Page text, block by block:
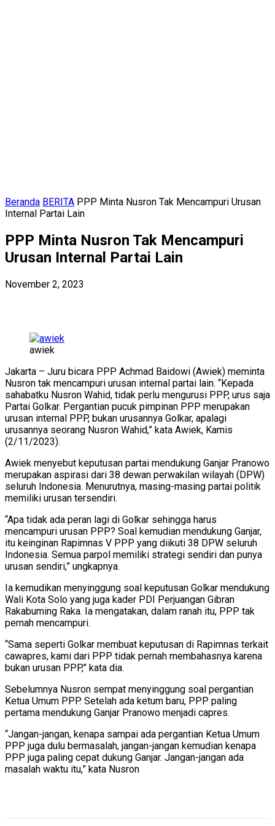
Beranda BERITA PPP Minta Nusron Tak Mencampuri Urusan
Internal Partai Lain
PPP Minta Nusron Tak Mencampuri
Urusan Internal Partai Lain
November 2, 2023
awiek
Jakarta – Juru bicara PPP Achmad Baidowi (Awiek) meminta
Nusron tak mencampuri urusan internal partai lain. “Kepada
sahabatku Nusron Wahid, tidak perlu mengurusi PPP, urus saja
Partai Golkar. Pergantian pucuk pimpinan PPP merupakan
urusan internal PPP, bukan urusannya Golkar, apalagi
urusannya seorang Nusron Wahid,” kata Awiek, Kamis
(2/11/2023).
Awiek menyebut keputusan partai mendukung Ganjar Pranowo
merupakan aspirasi dari 38 dewan perwakilan wilayah (DPW)
seluruh Indonesia. Menurutnya, masing-masing partai politik
memiliki urusan tersendiri.
“Apa tidak ada peran lagi di Golkar sehingga harus
mencampuri urusan PPP? Soal kemudian mendukung Ganjar,
itu keinginan Rapimnas V PPP yang diikuti 38 DPW seluruh
Indonesia. Semua parpol memiliki strategi sendiri dan punya
urusan sendiri,” ungkapnya.
Ia kemudikan menyinggung soal keputusan Golkar mendukung
Wali Kota Solo yang juga kader PDI Perjuangan Gibran
Rakabuming Raka. Ia mengatakan, dalam ranah itu, PPP tak
pernah mencampuri.
“Sama seperti Golkar membuat keputusan di Rapimnas terkait
cawapres, kami dari PPP tidak pernah membahasnya karena
bukan urusan PPP,” kata dia.
Sebelumnya Nusron sempat menyinggung soal pergantian
Ketua Umum PPP. Setelah ada ketum baru, PPP paling
pertama mendukung Ganjar Pranowo menjadi capres.
“Jangan-jangan, kenapa sampai ada pergantian Ketua Umum
PPP juga dulu bermasalah, jangan-jangan kemudian kenapa
PPP juga paling cepat dukung Ganjar. Jangan-jangan ada
masalah waktu itu,” kata Nusron